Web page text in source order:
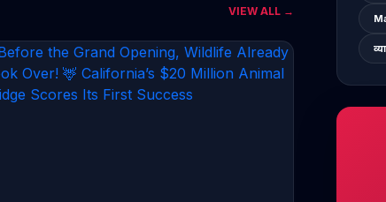
CONTINUE READING →
VIEW ALL →